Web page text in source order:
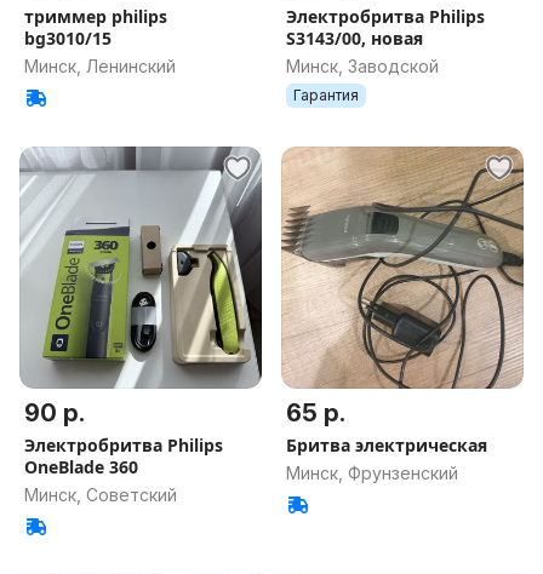
триммер philips
bg3010/15
Минск, Ленинский
Электробритва Philips
S3143/00, новая
Минск, Заводской
Гарантия
90 р.
Электробритва Philips
OneBlade 360
Минск, Советский
65 р.
Бритва электрическая
Минск, Фрунзенский